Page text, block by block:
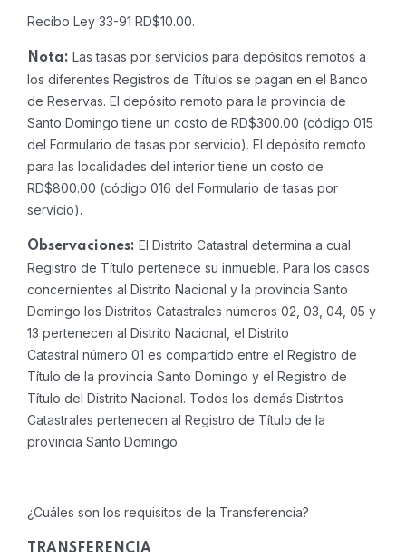
Recibo Ley 33-91 RD$10.00.
Nota: Las tasas por servicios para depósitos remotos a
los diferentes Registros de Títulos se pagan en el Banco
de Reservas. El depósito remoto para la provincia de
Santo Domingo tiene un costo de RD$300.00 (código 015
del Formulario de tasas por servicio). El depósito remoto
para las localidades del interior tiene un costo de
RD$800.00 (código 016 del Formulario de tasas por
servicio).
Observaciones: El Distrito Catastral determina a cual
Registro de Título pertenece su inmueble. Para los casos
concernientes al Distrito Nacional y la provincia Santo
Domingo los Distritos Catastrales números 02, 03, 04, 05 y
13 pertenecen al Distrito Nacional, el Distrito
Catastral número 01 es compartido entre el Registro de
Título de la provincia Santo Domingo y el Registro de
Título del Distrito Nacional. Todos los demás Distritos
Catastrales pertenecen al Registro de Título de la
provincia Santo Domingo.
¿Cuáles son los requisitos de la Transferencia?
TRANSFERENCIA